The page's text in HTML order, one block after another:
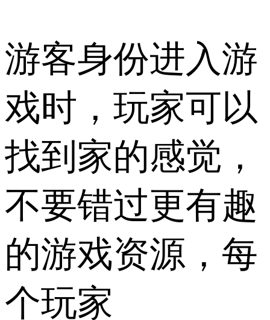
游客身份进入游
戏时，玩家可以
找到家的感觉，
不要错过更有趣
的游戏资源，每
个玩家